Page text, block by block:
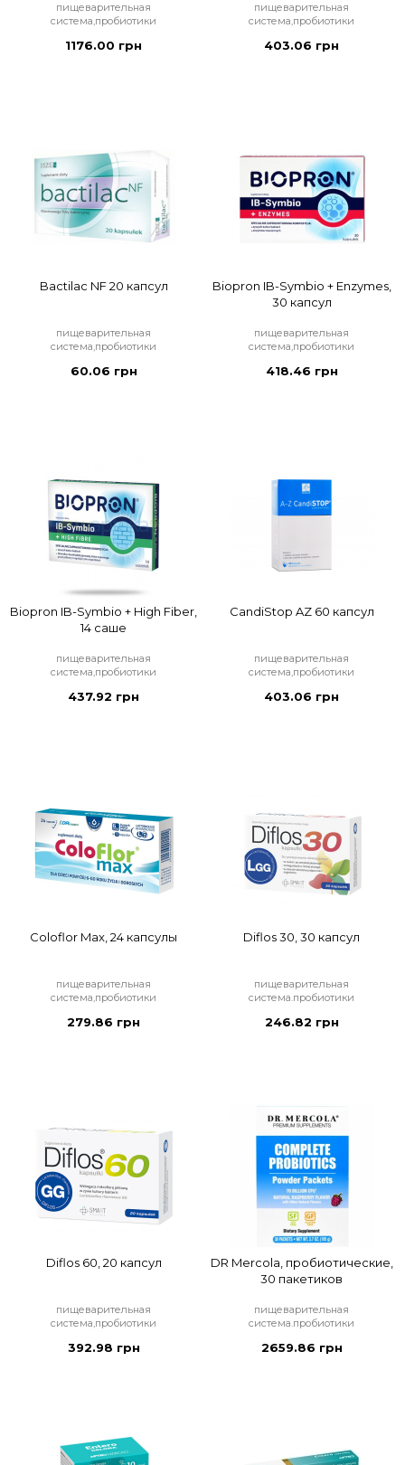
пищеварительная
система,пробиотики
1176.00 грн
пищеварительная
система,пробиотики
403.06 грн
Bactilac NF 20 капсул
пищеварительная
система,пробиотики
60.06 грн
Biopron IB-Symbio + Enzymes,
30 капсул
пищеварительная
система,пробиотики
418.46 грн
Biopron IB-Symbio + High Fiber,
14 саше
пищеварительная
система,пробиотики
437.92 грн
CandiStop AZ 60 капсул
пищеварительная
система,пробиотики
403.06 грн
Coloflor Max, 24 капсулы
пищеварительная
система,пробиотики
279.86 грн
Diflos 30, 30 капсул
пищеварительная
система.пробиотики
246.82 грн
Diflos 60, 20 капсул
пищеварительная
система,пробиотики
392.98 грн
DR Mercola, пробиотические,
30 пакетиков
пищеварительная
система.пробиотики
2659.86 грн